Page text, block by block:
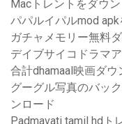
Macトレントをダウ
パパルイパルmod
ガチャメモリー無料
デイブサイコドラマ
合計dhamaal映画ダ
グーグル写真のバッ
ンロード
Padmavati tamil hdト